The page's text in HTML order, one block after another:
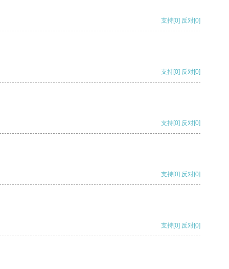
支持[0] 反对[0]
支持[0] 反对[0]
支持[0] 反对[0]
支持[0] 反对[0]
支持[0] 反对[0]